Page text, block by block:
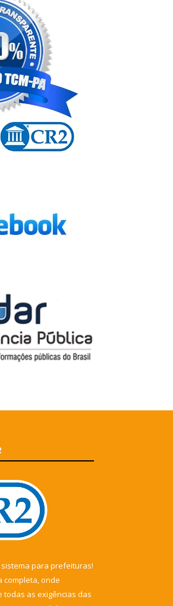
sistema para prefeituras!
completa, onde
todas as exigências das